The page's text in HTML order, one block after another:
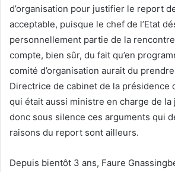
d’organisation pour justifier le report
acceptable, puisque le chef de l’Etat
personnellement partie de la
compte, bien sûr, du fait qu’en
comité d’organisation aurait du
Directrice de cabinet de la présidence
qui était aussi ministre en charge de la
donc sous silence ces arguments qui
raisons du report sont ailleurs.
Depuis bientôt 3 ans, Faure